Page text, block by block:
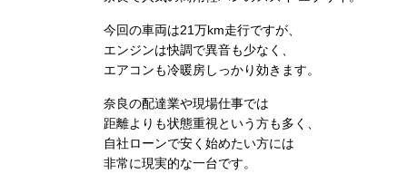
今回の車両は21万km走行ですが、
エンジンは快調で異音も少なく、
エアコンも冷暖房しっかり効きます。
奈良の配達業や現場仕事では
距離よりも状態重視という方も多く、
自社ローンで安く始めたい方には
非常に現実的な一台です。